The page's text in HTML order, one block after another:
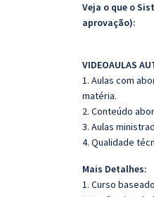
Veja o que o
aprovação):
VIDEOAULAS
1. Aulas com
matéria.
2. Conteúdo
3. Aulas
4. Qualidade
Mais Detalhes:
1. Curso